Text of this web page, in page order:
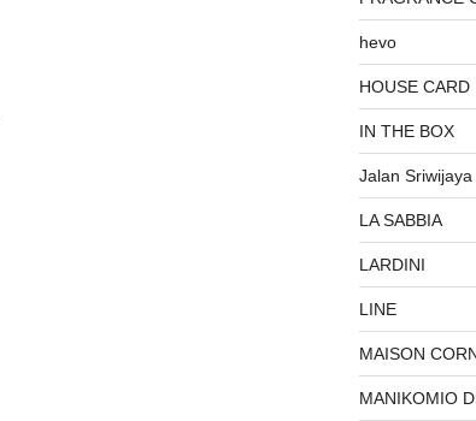
hevo
HOUSE CARD
IN THE BOX
Jalan Sriwijaya
LA SABBIA
LARDINI
LINE
MAISON
MANIKOMIO